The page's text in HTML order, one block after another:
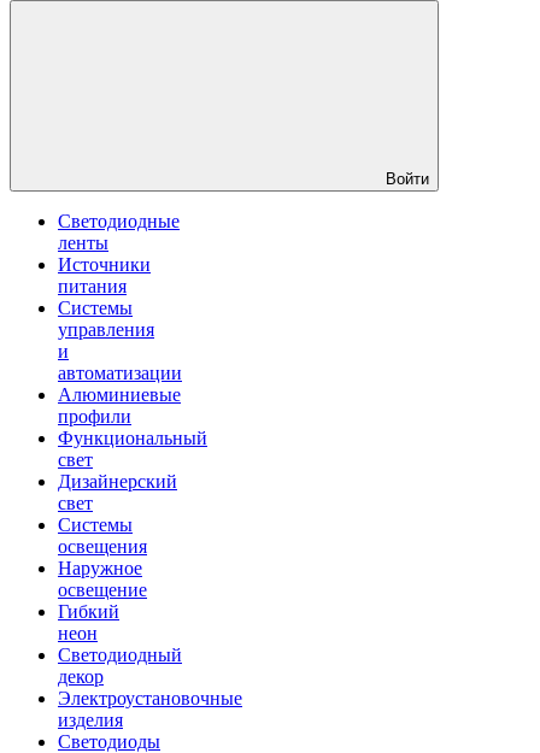
Войти
Светодиодные
ленты
Источники
питания
Системы
управления
и
автоматизации
Алюминиевые
профили
Функциональный
свет
Дизайнерский
свет
Системы
освещения
Наружное
освещение
Гибкий
неон
Светодиодный
декор
Электроустановочные
изделия
Светодиоды